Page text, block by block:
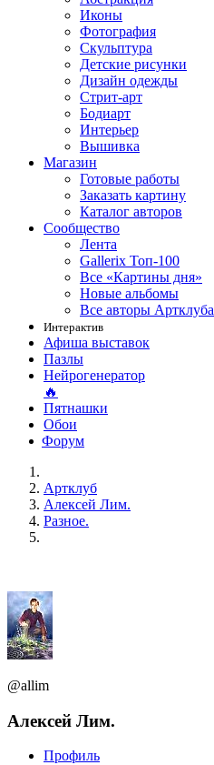
Иконы
Фотография
Скульптура
Детские рисунки
Дизайн одежды
Стрит-арт
Бодиарт
Интерьер
Вышивка
Магазин
Готовые работы
Заказать картину
Каталог авторов
Сообщество
Лента
Gallerix Топ-100
Все «Картины дня»
Новые альбомы
Все авторы Артклуба
Интерактив
Афиша выставок
Пазлы
Нейрогенератор
🔥
Пятнашки
Обои
Форум
Артклуб
Алексей Лим.
Разное.
@allim
Алексей Лим.
Профиль